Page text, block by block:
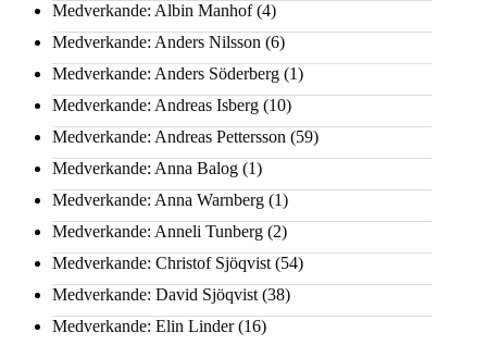
Medverkande: Albin Manhof(4)
Medverkande: Anders Nilsson (6)
Medverkande: Anders Söderberg (1)
Medverkande: Andreas Isberg (10)
Medverkande: Andreas Pettersson (59)
Medverkande: Anna Balog (1)
Medverkande: Anna Warnberg (1)
Medverkande: Anneli Tunberg (2)
Medverkande: Christof Sjöqvist (54)
Medverkande: David Sjöqvist (38)
Medverkande: Elin Linder(16)